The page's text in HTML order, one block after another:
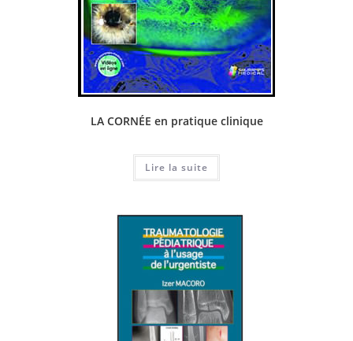
LA CORNÉE en pratique clinique
Lire la suite